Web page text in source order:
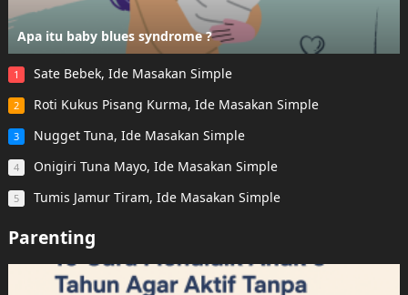
Apa itu baby blues syndrome ?
1 Sate Bebek, Ide Masakan Simple
2 Roti Kukus Pisang Kurma, Ide Masakan Simple
3 Nugget Tuna, Ide Masakan Simple
4 Onigiri Tuna Mayo, Ide Masakan Simple
5 Tumis Jamur Tiram, Ide Masakan Simple
Parenting